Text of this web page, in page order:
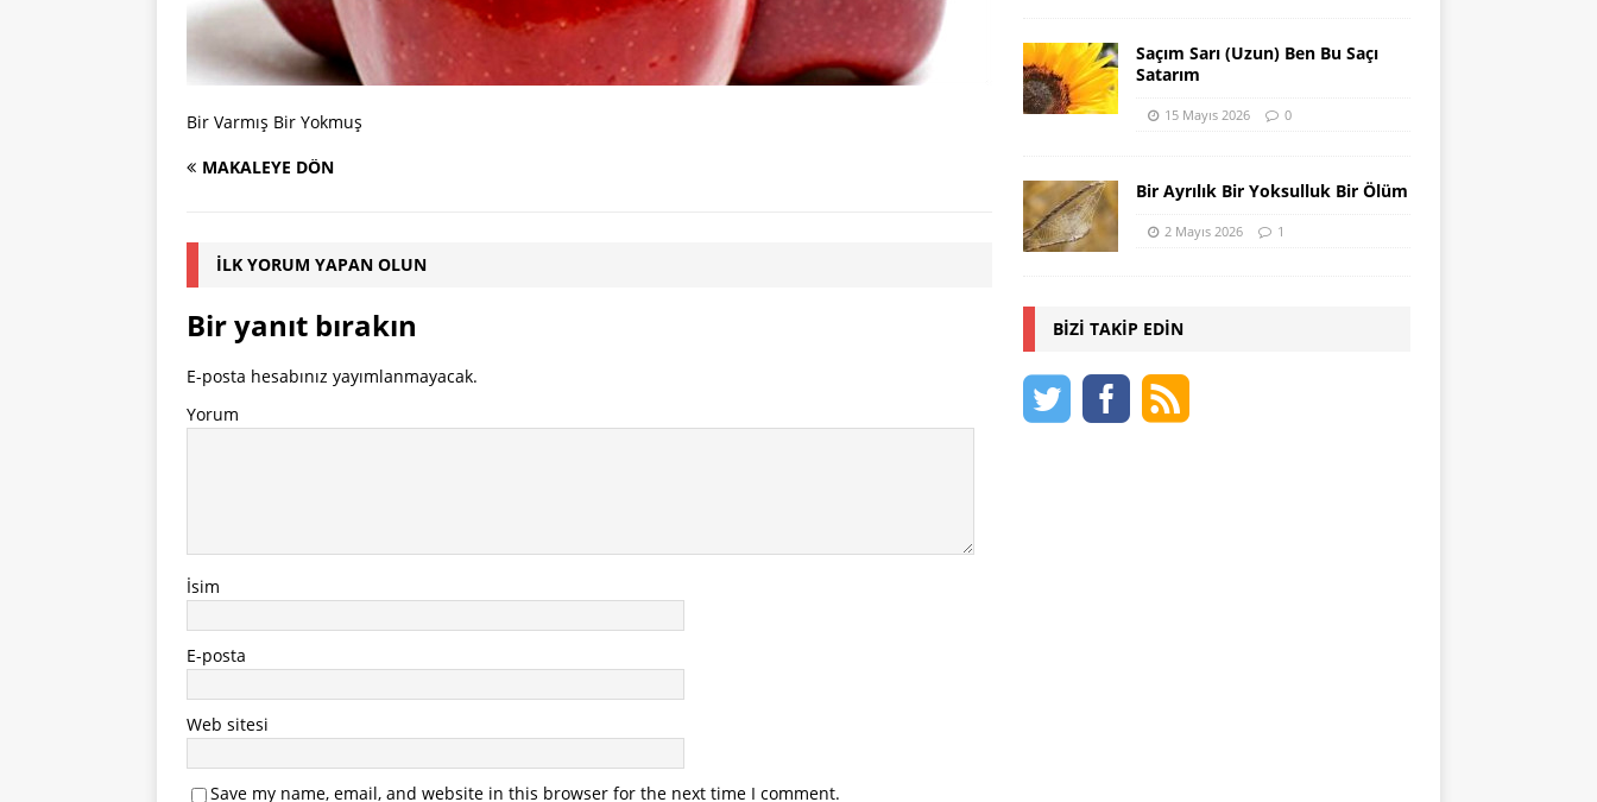
Bir Varmış Bir Yokmuş
MAKALEYE DÖN
İLK YORUM YAPAN OLUN
Bir yanıt bırakın
E-posta hesabınız yayımlanmayacak.
Yorum
İsim
E-posta
Web sitesi
Save my name, email, and website in this browser for the next time I comment.
Saçım Sarı (Uzun) Ben Bu Saçı
Satarım
15 Mayıs 2026 0
Bir Ayrılık Bir Yoksulluk Bir Ölüm
2 Mayıs 2026 1
BIZI TAKIP EDIN